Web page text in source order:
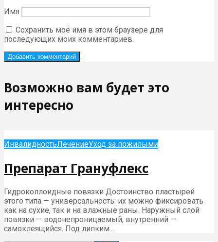
Имя
Сохранить моё имя в этом браузере для
последующих моих комментариев.
Возможно вам будет это
интересно
ИнвалидностьЛечениеУход за пожилыми
Препарат Грануфлекс
Гидроколлоидные повязки Достоинство пластырей
этого типа — универсальность: их можно фиксировать
как на сухие, так и на влажные раны. Наружный слой
повязки — водонепроницаемый, внутренний —
самоклеящийся. Под липким...